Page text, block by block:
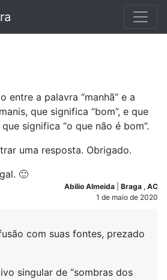
entre a palavra “manhã” e a
que significa “bom”, e que
significa “o que não é bom”.
uma resposta. Obrigado.
🙂
Abilio Almeida Braga , AC
1 de maio de 2020
com suas fontes, prezado
singular de “sombras dos